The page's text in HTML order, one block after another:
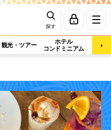
探す
観光・ツアー
ホテル
コンドミニアム
マッ